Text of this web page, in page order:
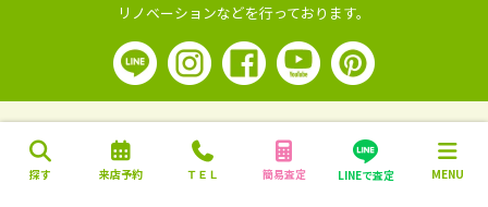
探す 来店予約 ＴＥＬ 簡易査定 LINEで査定 MENU
リノベーションなどを行っております。